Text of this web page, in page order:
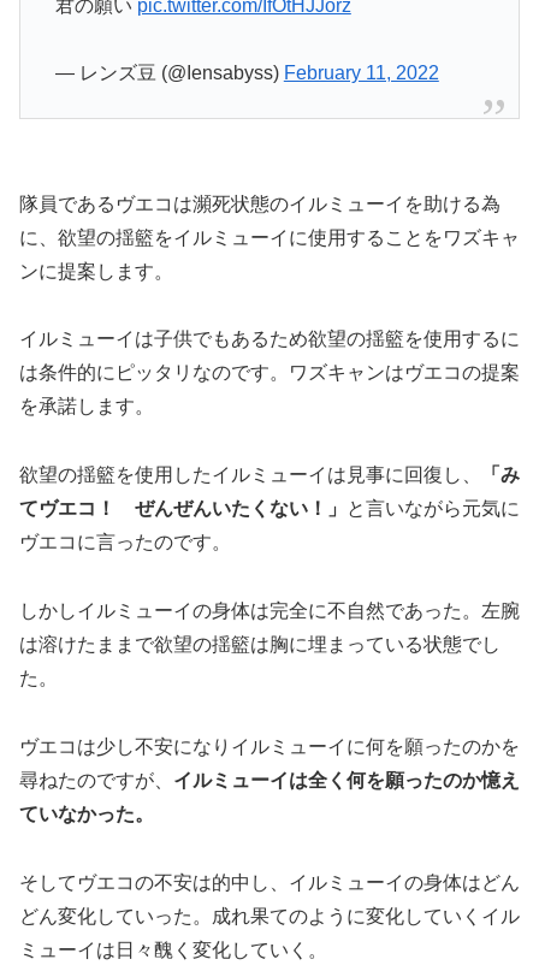
君の願い pic.twitter.com/IfOtHJJorz
— レンズ豆 (@Iensabyss) February 11, 2022
隊員であるヴエコは瀕死状態のイルミューイを助ける為
に、欲望の揺籃をイルミューイに使用することをワズキャ
ンに提案します。
イルミューイは子供でもあるため欲望の揺籃を使用するに
は条件的にピッタリなのです。ワズキャンはヴエコの提案
を承諾します。
欲望の揺籃を使用したイルミューイは見事に回復し、
「み
てヴエコ！ ぜんぜんいたくない！」
と言いながら元気に
ヴエコに言ったのです。
しかしイルミューイの身体は完全に不自然であった。左腕
は溶けたままで欲望の揺籃は胸に埋まっている状態でし
た。
ヴエコは少し不安になりイルミューイに何を願ったのかを
尋ねたのですが、 イルミューイは全く何を願ったのか憶え
ていなかった。
そしてヴエコの不安は的中し、イルミューイの身体はどん
どん変化していった。成れ果てのように変化していくイル
ミューイは日々醜く変化していく。